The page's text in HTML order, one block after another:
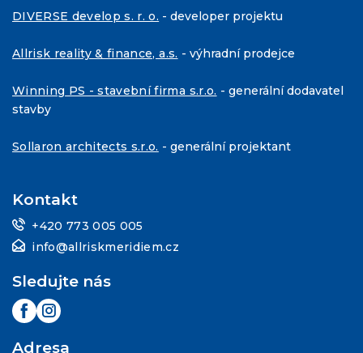
DIVERSE develop s. r. o. - developer projektu
Allrisk reality & finance, a.s. - výhradní prodejce
Winning PS - stavební firma s.r.o. - generální dodavatel
stavby
Sollaron architects s.r.o. - generální projektant
Kontakt
+420 773 005 005
info@allriskmeridiem.cz
Sledujte nás
Adresa